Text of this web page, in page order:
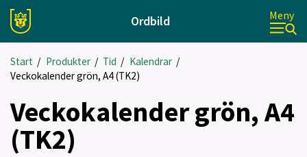
Ordbild Meny
Start / Produkter/ Tid / Kalendrar/
Veckokalender grön, A4 (TK2)
Veckokalender grön, A4
(TK2)